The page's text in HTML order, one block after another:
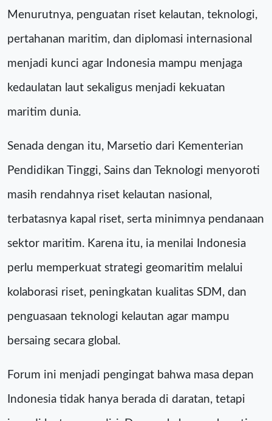
Menurutnya, penguatan riset kelautan, teknologi,
pertahanan maritim, dan diplomasi internasional
menjadi kunci agar Indonesia mampu menjaga
kedaulatan laut sekaligus menjadi kekuatan
maritim dunia.
Senada dengan itu, Marsetio dari Kementerian
Pendidikan Tinggi, Sains dan Teknologi menyoroti
masih rendahnya riset kelautan nasional,
terbatasnya kapal riset, serta minimnya pendanaan
sektor maritim. Karena itu, ia menilai Indonesia
perlu memperkuat strategi geomaritim melalui
kolaborasi riset, peningkatan kualitas SDM, dan
penguasaan teknologi kelautan agar mampu
bersaing secara global.
Forum ini menjadi pengingat bahwa masa depan
Indonesia tidak hanya berada di daratan, tetapi